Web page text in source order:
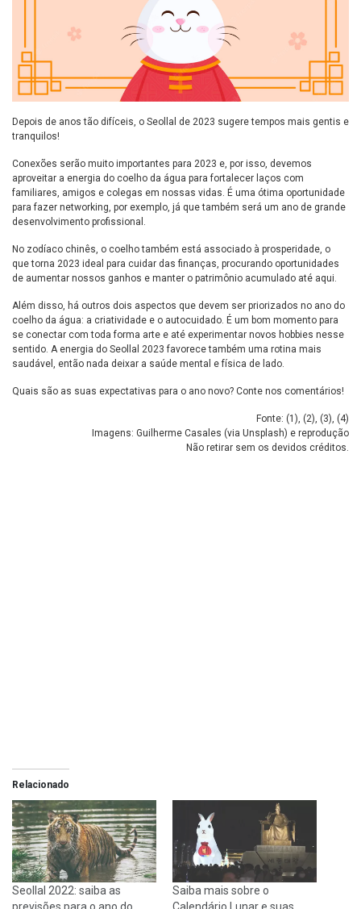
Depois de anos tão difíceis, o Seollal de 2023 sugere tempos mais gentis e
tranquilos!
Conexões serão muito importantes para 2023 e, por isso, devemos
aproveitar a energia do coelho da água para fortalecer laços com
familiares, amigos e colegas em nossas vidas. É uma ótima oportunidade
para fazer networking, por exemplo, já que também será um ano de grande
desenvolvimento profissional.
No zodíaco chinês, o coelho também está associado à prosperidade, o
que torna 2023 ideal para cuidar das finanças, procurando oportunidades
de aumentar nossos ganhos e manter o patrimônio acumulado até aqui.
Além disso, há outros dois aspectos que devem ser priorizados no ano do
coelho da água: a criatividade e o autocuidado. É um bom momento para
se conectar com toda forma arte e até experimentar novos hobbies nesse
sentido. A energia do Seollal 2023 favorece também uma rotina mais
saudável, então nada deixar a saúde mental e física de lado.
Quais são as suas expectativas para o ano novo? Conte nos comentários!
Fonte: (1 ), (2), (3), (4)
Imagens: Guilherme Casales (via Unsplash) e reprodução
Não retirar sem os devidos créditos.
Relacionado
Seollal 2022: saiba as
Saiba mais sobre o